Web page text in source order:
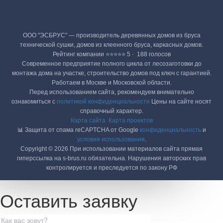
ООО "ЭСБРУС" — производитель деревянных домов из бруса
технической сушки, домов из клеенного бруса, каркасных домов.
Рейтинг компании ⭐⭐⭐⭐⭐ 5 · ‎ 188 голосов
Современное предприятие полного цикла от лесозаготовки до
монтажа дома на участке, строительство домов под ключ с гарантией.
Работаем в Москве и Московской области.
Перед использованием сайта, рекомендуем внимательно
ознакомиться с политикой конфиденциальности Цены на сайте носят
справочный характер.
Карта сайта
Карта проектов
📊 Защита от спама reCAPTCHA от Google конфиденциальностьи
условия использования.
Copyright © 2026 При использовании материалов сайта прямая
гиперссылка на s-brus.ru обязательна. Нарушения авторских прав
контролируется и преследуется по закону РФ
Оставить заявку